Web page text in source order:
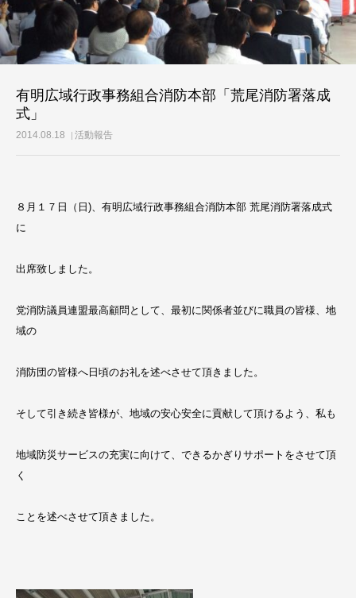
有明広域行政事務組合消防本部「荒尾消防署落成
式」
2014.08.18 活動報告
８月１７日（日)、有明広域行政事務組合消防本部 荒尾消防署落成式
に
出席致しました。
党消防議員連盟最高顧問として、最初に関係者並びに職員の皆様、地
域の
消防団の皆様へ日頃のお礼を述べさせて頂きました。
そして引き続き皆様が、地域の安心安全に貢献して頂けるよう、私も
地域防災サービスの充実に向けて、できるかぎりサポートをさせて頂
く
ことを述べさせて頂きました。